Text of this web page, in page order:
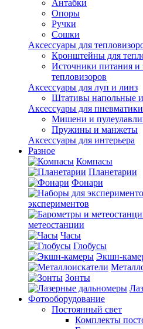
Антабки
Опоры
Ручки
Сошки
Аксессуары для
Кронштейны для
Источники питания и
тепловизоров
Аксессуары для луп и линз
Штативы напольные
Аксессуары для пневматики
Мишени и
Пружины и манжеты
Аксессуары для интерьера
Разное
Компасы
Планетарии
Фонари
экспериментов
метеостанции
Часы
Глобусы
Экшн-
Зонты
Фотооборудование
Постоянный свет
Комплекты